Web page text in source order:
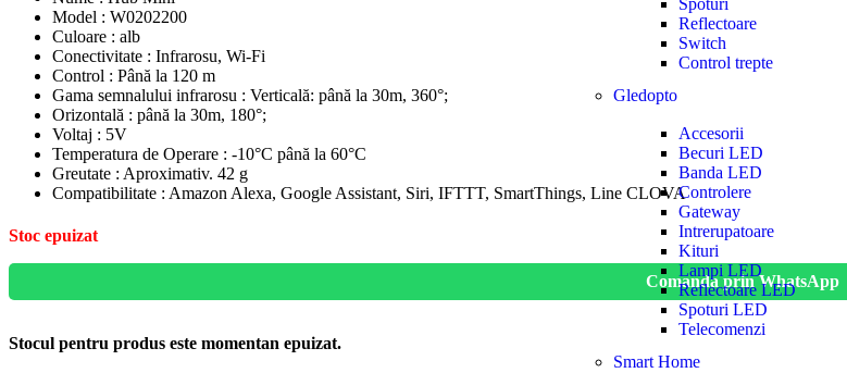
Spoturi
Reflectoare
Switch
Control trepte
Gledopto
Accesorii
Becuri LED
Banda LED
Controlere
Gateway
Intrerupatoare
Kituri
Lampi LED
Reflectoare LED
Spoturi LED
Telecomenzi
Smart Home
Model : W0202200
Culoare : alb
Conectivitate : Infrarosu, Wi-Fi
Control : Până la 120 m
Gama semnalului infrarosu : Verticală: până la 30m, 360°;
Orizontală : până la 30m, 180°;
Voltaj : 5V
Temperatura de Operare : -10°C până la 60°C
Greutate : Aproximativ. 42 g
Compatibilitate : Amazon Alexa, Google Assistant, Siri, IFTTT, SmartThings, Line CLOVA
Stoc epuizat
Comanda prin WhatsApp
Stocul pentru produs este momentan epuizat.